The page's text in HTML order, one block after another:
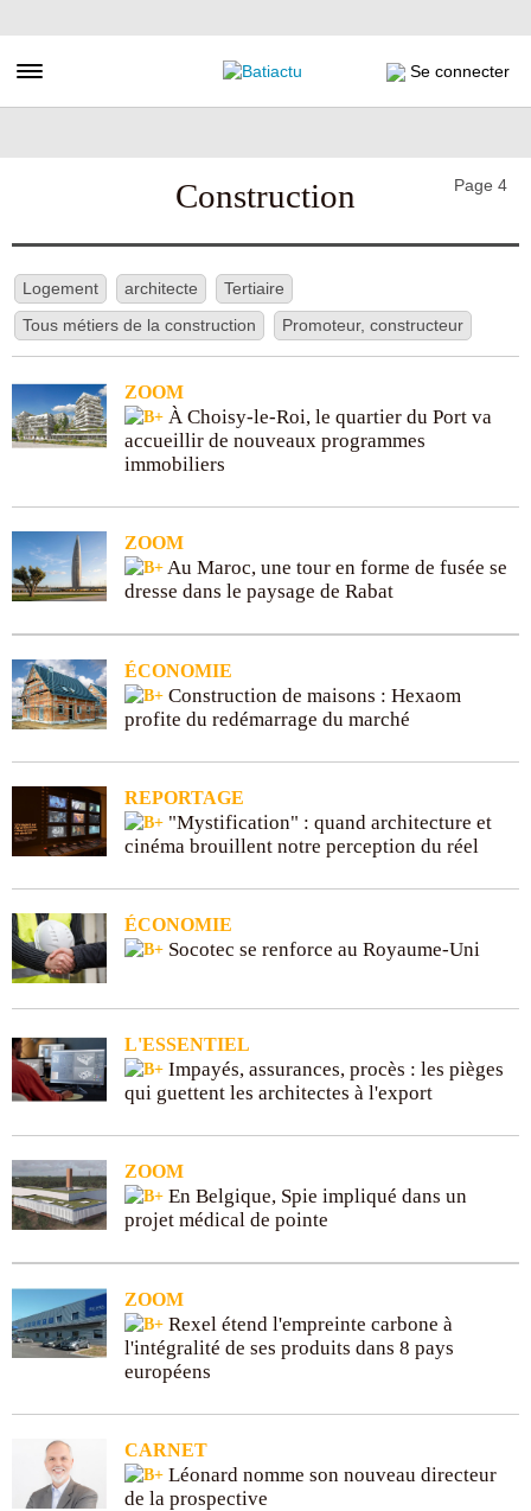
au
principal
Toggle navigation Se connecter
Page 4
Construction
Logement architecte
Tertiaire
Tous métiers de la construction
Promoteur, constructeur
ZOOM
À Choisy-le-Roi, le quartier du Port va
accueillir de nouveaux programmes
immobiliers
ZOOM
Au Maroc, une tour en forme de fusée se
dresse dans le paysage de Rabat
ÉCONOMIE
Construction de maisons : Hexaom
profite du redémarrage du marché
REPORTAGE
"Mystification" : quand architecture et
cinéma brouillent notre perception du réel
ÉCONOMIE
Socotec se renforce au Royaume-Uni
L'ESSENTIEL
Impayés, assurances, procès : les pièges
qui guettent les architectes à l'export
ZOOM
En Belgique, Spie impliqué dans un
projet médical de pointe
ZOOM
Rexel étend l'empreinte carbone à
l'intégralité de ses produits dans 8 pays
européens
CARNET
Léonard nomme son nouveau directeur
de la prospective